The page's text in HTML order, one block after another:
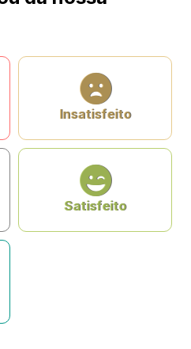
Insatisfeito
Satisfeito